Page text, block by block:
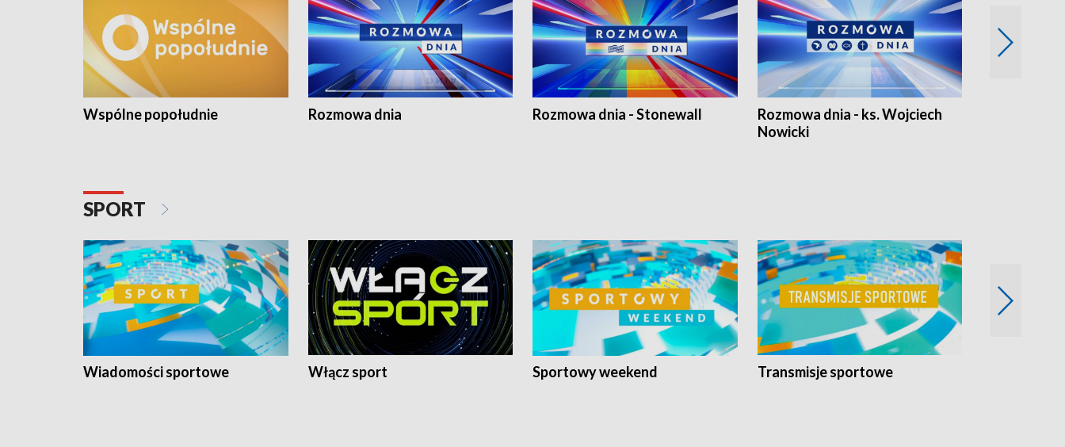
Wspólne popołudnie Rozmowa dnia Rozmowa dnia - Stonewall
Rozmowa dnia - ks. Wojciech
Nowicki
SPORT
Wiadomości sportowe Włącz sport Sportowy weekend Transmisje sportowe